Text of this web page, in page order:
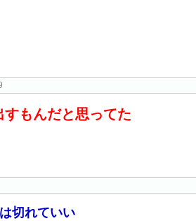
もんだと思ってた
切れていい